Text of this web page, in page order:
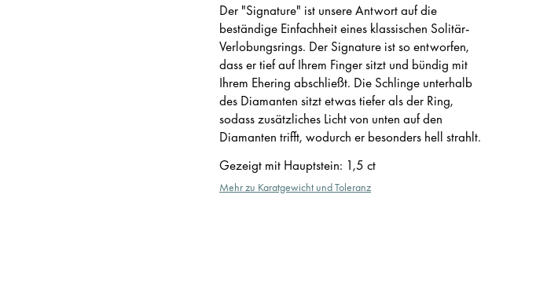
Der "Signature" ist unsere Antwort auf die
beständige Einfachheit eines klassischen Solitär-
Verlobungsrings. Der Signature ist so entworfen,
dass er tief auf Ihrem Finger sitzt und bündig mit
Ihrem Ehering abschließt. Die Schlinge unterhalb
des Diamanten sitzt etwas tiefer als der Ring,
sodass zusätzliches Licht von unten auf den
Diamanten trifft, wodurch er besonders hell strahlt.
Gezeigt mit Hauptstein: 1,5 ct
Mehr zu Karatgewicht und Toleranz